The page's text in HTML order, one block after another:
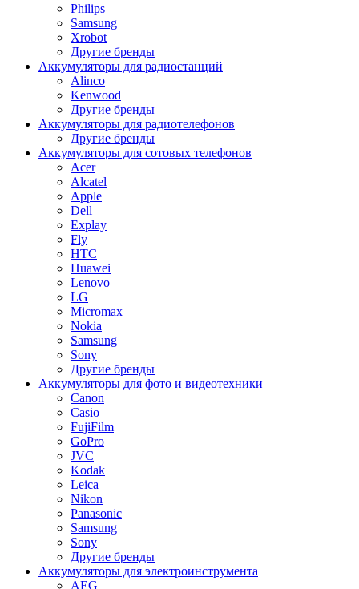
Philips
Samsung
Xrobot
Другие бренды
Аккумуляторы для радиостанций
Alinco
Kenwood
Другие бренды
Аккумуляторы для радиотелефонов
Другие бренды
Аккумуляторы для сотовых телефонов
Acer
Alcatel
Apple
Dell
Explay
Fly
HTC
Huawei
Lenovo
LG
Micromax
Nokia
Samsung
Sony
Другие бренды
Аккумуляторы для фото и видеотехники
Canon
Casio
FujiFilm
GoPro
JVC
Kodak
Leica
Nikon
Panasonic
Samsung
Sony
Другие бренды
Аккумуляторы для электроинструмента
AEG